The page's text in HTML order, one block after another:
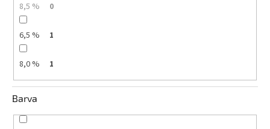
8,5 % 0
6,5 % 1
8,0 % 1
Barva